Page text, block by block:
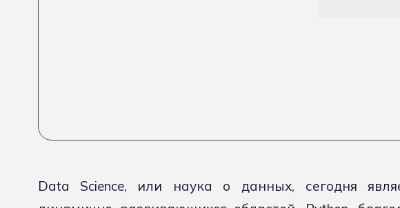
Data Science, или наука о данных, сегодня